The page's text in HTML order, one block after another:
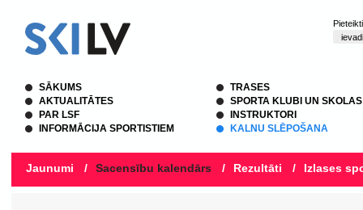
SĀKUMS
AKTUALITĀTES
PAR LSF
INFORMĀCIJA SPORTISTIEM
TRASES
SPORTA KLUBI UN SKOLAS
INSTRUKTORI
KALNU SLĒPOŠANA
Jaunumi / Sacensību kalendārs / Rezultāti / Izlases